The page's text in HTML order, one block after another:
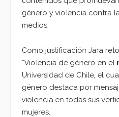
género y violencia contra
medios.
Como justificación Jara
“Violencia de género en el
Universidad de Chile, el
género destaca por
violencia en todas sus
mujeres.